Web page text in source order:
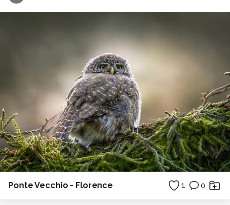
Ponte Vecchio - Florence 1 0